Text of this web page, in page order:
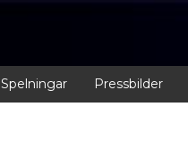
Spelningar Pressbilder